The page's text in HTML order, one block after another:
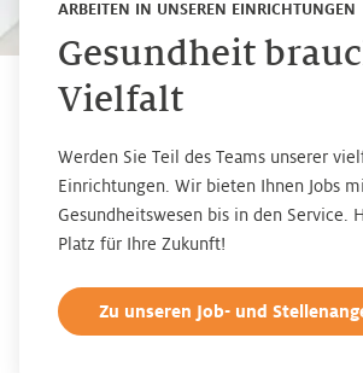
ARBEITEN IN UNSEREN EINRICHTUNGEN
Gesundheit
Vielfalt
Werden Sie Teil des Teams unserer
Einrichtungen. Wir bieten Ihnen Jobs
Gesundheitswesen bis in den Service.
Platz für Ihre Zukunft!